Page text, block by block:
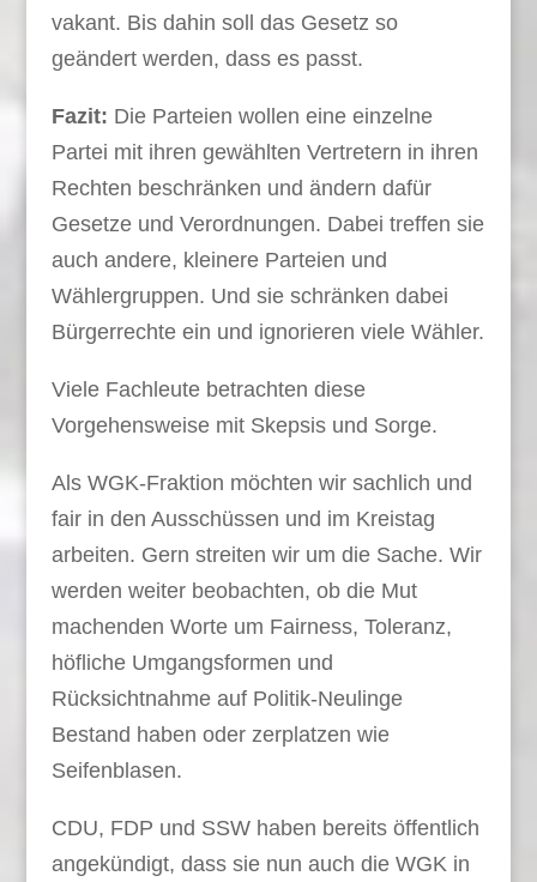
vakant. Bis dahin soll das Gesetz so
geändert werden, dass es passt.
Fazit: Die Parteien wollen eine einzelne
Partei mit ihren gewählten Vertretern in ihren
Rechten beschränken und ändern dafür
Gesetze und Verordnungen. Dabei treffen sie
auch andere, kleinere Parteien und
Wählergruppen. Und sie schränken dabei
Bürgerrechte ein und ignorieren viele Wähler.
Viele Fachleute betrachten diese
Vorgehensweise mit Skepsis und Sorge.
Als WGK-Fraktion möchten wir sachlich und
fair in den Ausschüssen und im Kreistag
arbeiten. Gern streiten wir um die Sache. Wir
werden weiter beobachten, ob die Mut
machenden Worte um Fairness, Toleranz,
höfliche Umgangsformen und
Rücksichtnahme auf Politik-Neulinge
Bestand haben oder zerplatzen wie
Seifenblasen.
CDU, FDP und SSW haben bereits öffentlich
angekündigt, dass sie nun auch die WGK in